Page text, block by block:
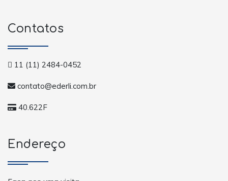
Contatos
11 (11) 2484-0452
contato@ederli.com.br
40.622F
Endereço